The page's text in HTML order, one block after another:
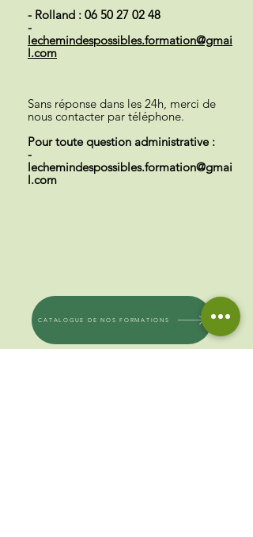
- Rolland : 06 50 27 02 48
-
lechemindespossibles.formation@gmai
l.com
Sans réponse dans les 24h, merci de
nous contacter par téléphone.
Pour toute question administrative :
-
lechemindespossibles.formation@gmai
l.com
CATALOGUE DE NOS FORMATIONS